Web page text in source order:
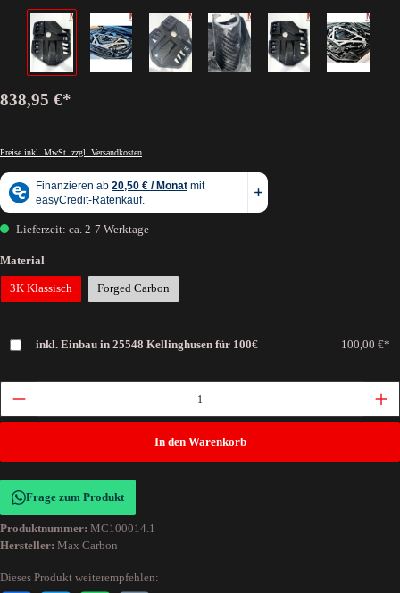
838,95 €*
Preise inkl. MwSt. zzgl. Versandkosten
Lieferzeit: ca. 2-7 Werktage
Material
3K Klassisch Forged Carbon
inkl. Einbau in 25548 Kellinghusen für 100€ 100,00 €*
In den Warenkorb
Frage zum Produkt
Produktnummer: MC100014.1
Hersteller: Max Carbon
Dieses Produkt weiterempfehlen: